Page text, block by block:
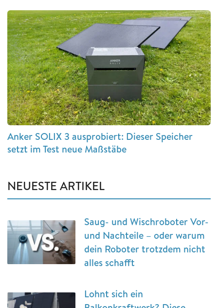
Anker SOLIX 3 ausprobiert: Dieser Speicher
setzt im Test neue Maßstäbe
NEUESTE ARTIKEL
Saug- und Wischroboter Vor-
und Nachteile – oder warum
dein Roboter trotzdem nicht
alles schafft
Lohnt sich ein